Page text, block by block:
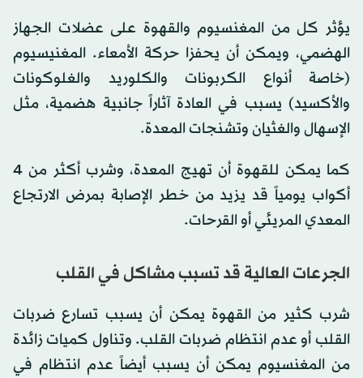
يؤثر كل من المغنسيوم والقهوة على عضلات الجهاز
الهضمي، ويمكن أن يحفزا حركة الأمعاء. المغنيسيوم
(خاصة أنواع الكربونات والكلوريد والغلوكونات
والأكسيد) يسبب في العادة آثاراً جانبية هضمية، مثل
الإسهال والغثيان وتشنجات المعدة.
كما يمكن للقهوة أن تهيج المعدة، وشرب أكثر من 4
أكواب يومياً قد يزيد من خطر الإصابة بمرض الارتجاع
المعدي المريئي أو القرحات.
الجرعات العالية قد تسبب مشاكل في القلب
شرب كثير من القهوة يمكن أن يسبب تسارع ضربات
القلب أو عدم انتظام ضربات القلب. وتناول كميات زائدة
من المغنسيوم يمكن أن يسبب أيضاً عدم انتظام في